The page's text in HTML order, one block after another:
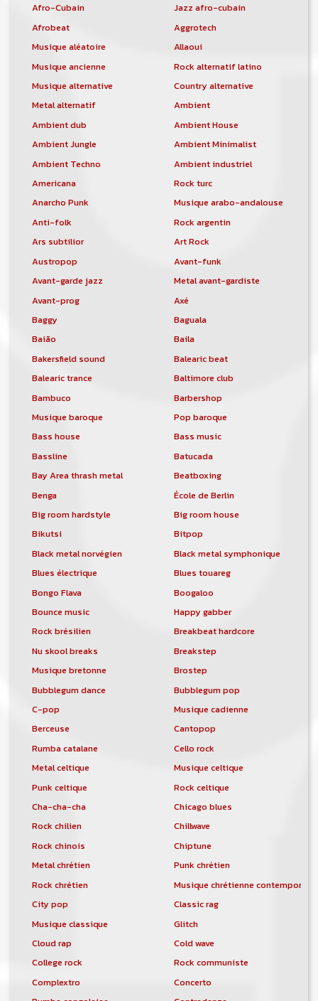
Afro-Cubain
Jazz afro-cubain
Afrobeat
Aggrotech
Musique aléatoire
Allaoui
Musique ancienne
Rock alternatif latino
Musique alternative
Country alternative
Metal alternatif
Ambient
Ambient dub
Ambient House
Ambient Jungle
Ambient Minimalist
Ambient Techno
Ambient industriel
Americana
Rock turc
Anarcho Punk
Musique arabo-andalouse
Anti-folk
Rock argentin
Ars subtilior
Art Rock
Austropop
Avant-funk
Avant-garde jazz
Metal avant-gardiste
Avant-prog
Axé
Baggy
Baguala
Baião
Baila
Bakersfield sound
Balearic beat
Balearic trance
Baltimore club
Bambuco
Barbershop
Musique baroque
Pop baroque
Bass house
Bass music
Bassline
Batucada
Bay Area thrash metal
Beatboxing
Benga
École de Berlin
Big room hardstyle
Big room house
Bikutsi
Bitpop
Black metal norvégien
Black metal symphonique
Blues électrique
Blues touareg
Bongo Flava
Boogaloo
Bounce music
Happy gabber
Rock brésilien
Breakbeat hardcore
Nu skool breaks
Breakstep
Musique bretonne
Brostep
Bubblegum dance
Bubblegum pop
C-pop
Musique cadienne
Berceuse
Cantopop
Rumba catalane
Cello rock
Metal celtique
Musique celtique
Punk celtique
Rock celtique
Cha-cha-cha
Chicago blues
Rock chilien
Chillwave
Rock chinois
Chiptune
Metal chrétien
Punk chrétien
Rock chrétien
Musique chrétienne
City pop
Classic rag
Musique classique
Glitch
Cloud rap
Cold wave
College rock
Rock communiste
Complextro
Concerto